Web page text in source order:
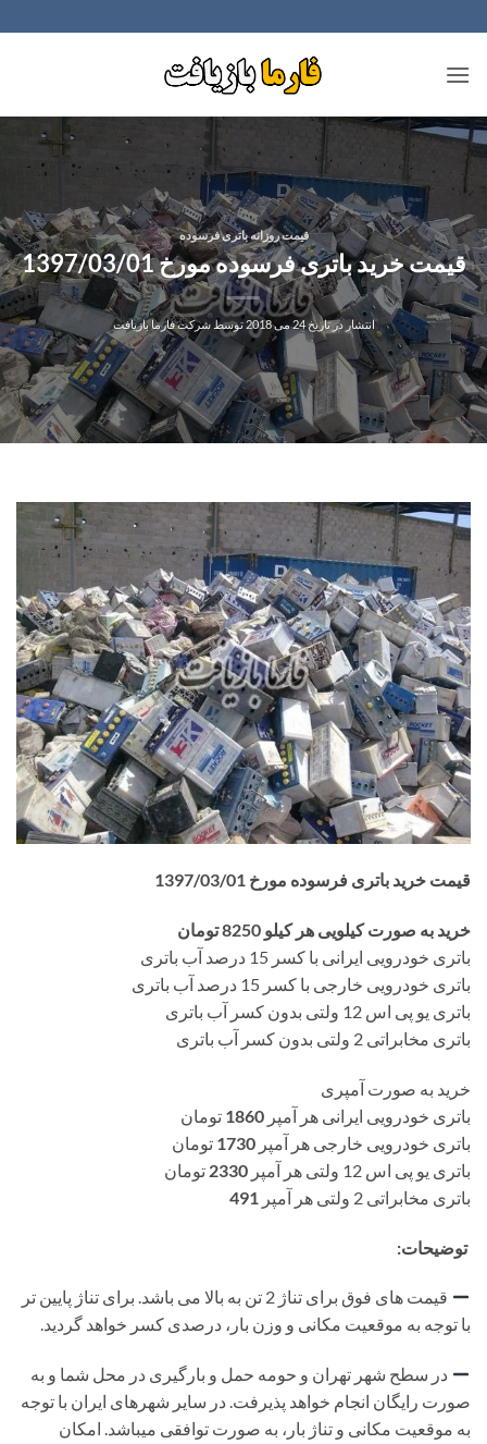
to
content
قیمت روزانه باتری فرسوده
قیمت خرید باتری فرسوده مورخ 1397/03/01
انتشار در تاریخ24 می 2018 توسطشرکت فارما بازیافت
قیمت خرید باتری فرسوده مورخ 1397/03/01
خرید به صورت کیلویی هر کیلو 8250 تومان
باتری خودرویی ایرانی با کسر 15 درصد آب باتری
باتری خودرویی خارجی با کسر 15 درصد آب باتری
باتری یو پی اس 12 ولتی بدون کسر آب باتری
باتری مخابراتی 2 ولتی بدون کسر آب باتری
خرید به صورت آمپری
باتری خودرویی ایرانی هر آمپر 1860 تومان
باتری خودرویی خارجی هر آمپر 1730 تومان
باتری یو پی اس 12 ولتی هر آمپر
2330 تومان
باتری مخابراتی 2 ولتی هر آمپر
491
توضیحات:
قیمت های فوق برای تناژ 2 تن به بالا می باشد. برای تناژ پایین تر
با توجه به موقعیت مکانی و وزن بار، درصدی کسر خواهد گردید.
در سطح شهر تهران و حومه حمل و بارگیری در محل شما و به
صورت رایگان انجام خواهد پذیرفت. در سایر شهرهای ایران با توجه
به موقعیت مکانی و تناژ بار، به صورت توافقی میباشد. امکان